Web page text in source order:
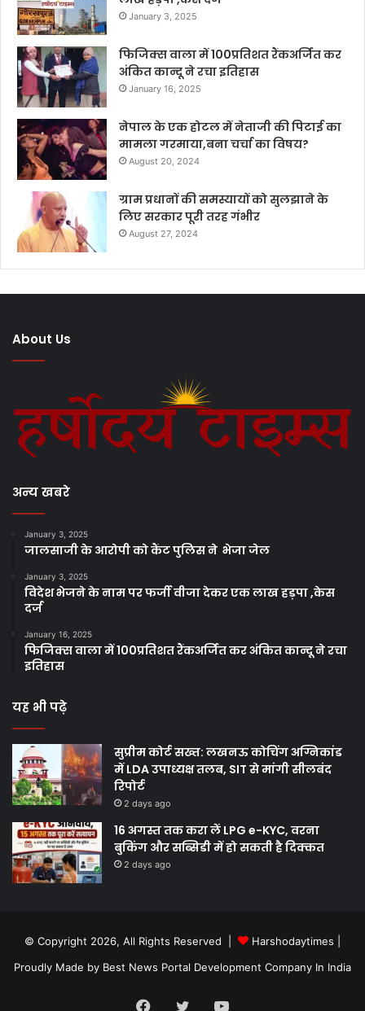
January 3, 2025
फिजिक्स वाला में 100प्रतिशत रैंकअर्जित कर
अंकित कान्दू ने रचा इतिहास
January 16, 2025
नेपाल के एक होटल में नेताजी की पिटाई का
मामला गरमाया,बना चर्चा का विषय?
August 20, 2024
ग्राम प्रधानों की समस्यायों को सुलझाने के
लिए सरकार पूरी तरह गंभीर
August 27, 2024
About Us
अन्य खबरे
January 3, 2025
जालसाजी के आरोपी को कैंट पुलिस ने भेजा जेल
January 3, 2025
विदेश भेजने के नाम पर फर्जी वीजा देकर एक लाख हड़पा ,केस
दर्ज
January 16, 2025
फिजिक्स वाला में 100प्रतिशत रैंकअर्जित कर अंकित कान्दू ने रचा
इतिहास
यह भी पढ़े
सुप्रीम कोर्ट सख्त: लखनऊ कोचिंग अग्निकांड
में LDA उपाध्यक्ष तलब, SIT से मांगी सीलबंद
रिपोर्ट
2 days ago
16 अगस्त तक करा लें LPG e-KYC, वरना
बुकिंग और सब्सिडी में हो सकती है दिक्कत
2 days ago
© Copyright 2026, All Rights Reserved | Harshodaytimes
Proudly Made by Best News Portal Development Company In India
Facebook
TwitterYouTube